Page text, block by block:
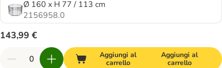
Ø 160 x H 77 / 113 cm
2156958.0
143,99 €
Aggiungi al
carrello
Aggiungi al
carrello